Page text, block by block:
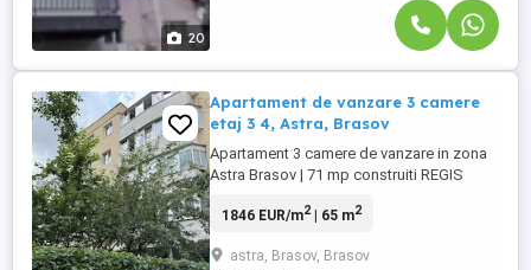
20
Apartament de vanzare 3 camere
etaj 3 4, Astra, Brasov
Apartament 3 camere de vanzare in zona
Astra Brasov | 71 mp construiti REGIS
apartament cu 3 camere situat pe strada
60 mp, ideal pentru cei care isi doresc sa
1846 EUR/m2| 65 m2
astra, Brasov, Brasov